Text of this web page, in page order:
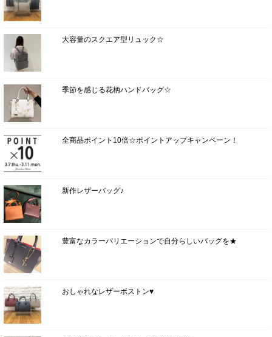
大容量のスクエア型リュック☆
季節を感じる花柄ハンドバッグ☆
全商品ポイント10倍☆ポイントアップキャンペーン！
新作レザーバッグ♪
豊富なカラーバリエーションで自分らしいバッグを★
おしゃれなレザーボストン♥